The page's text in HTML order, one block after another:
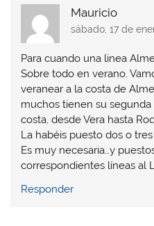
Mauricio
sábado, 17 de
Para cuando una linea
Sobre todo en verano.
veranear a la costa de
muchos tienen su
costa, desde Vera hasta
La habéis puesto dos o
Es muy necesaria…y
correspondientes líneas al
Responder